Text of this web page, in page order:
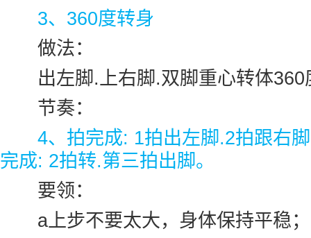
3、360度转身
做法：
出左脚.上右脚.双脚重心转体360
节奏：
4、拍完成: 1拍出左脚.2拍跟右
完成: 2拍转.第三拍出脚。
要领：
a上步不要太大，身体保持平稳；